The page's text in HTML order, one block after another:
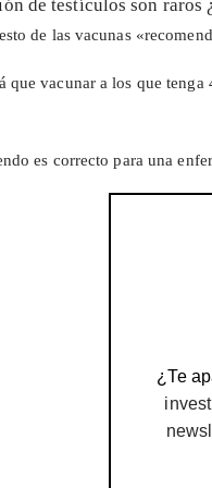
de testículos son raros
de las vacunas
que vacunar a los que
es correcto para una
¿Te